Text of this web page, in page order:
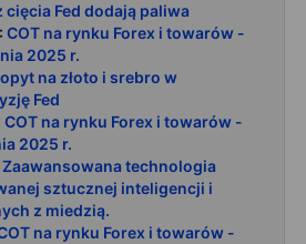
Fed dodają paliwa
COT na rynku Forex i towarów -
2025 r.
na złoto i srebro w
Fed
COT na rynku Forex i towarów -
2025 r.
Zaawansowana technologia
sztucznej inteligencji i
z miedzią.
na rynku Forex i towarów -